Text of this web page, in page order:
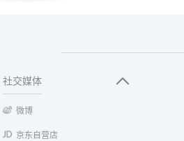
社交媒体
微博
京东自营店